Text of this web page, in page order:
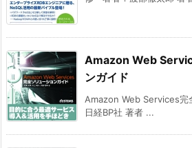
Amazon Web
ンガイド
Amazon Web Services完
日経BP社 著者 ...